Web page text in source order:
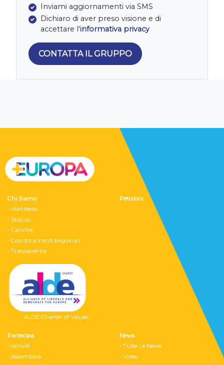
Inviami aggiornamenti via SMS
Dichiaro di aver preso visione e di
accettare l'informativa privacy
Chi Siamo
- Manifesto
- Statuto
- Cariche
- Coordinamenti Regionali
- Trasparenza
ALDE Charter of Values
Petizioni
Partecipa
- Iscriviti
- Assemblea
News
- Tutte Le News
- Video